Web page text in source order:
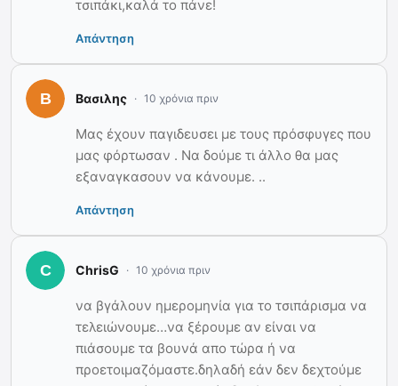
τσιπάκι,καλά το πάνε!
Απάντηση
Βασιλης 10 χρόνια πριν
Μας έχουν παγιδευσει με τους πρόσφυγες που
μας φόρτωσαν . Να δούμε τι άλλο θα μας
εξαναγκασουν να κάνουμε. ..
Απάντηση
ChrisG 10 χρόνια πριν
να βγάλουν ημερομηνία για το τσιπάρισμα να
τελειώνουμε…να ξέρουμε αν είναι να
πιάσουμε τα βουνά απο τώρα ή να
προετοιμαζόμαστε.δηλαδή εάν δεν δεχτούμε